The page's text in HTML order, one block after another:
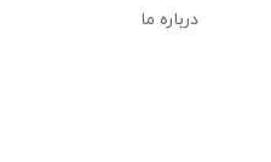
درباره ما